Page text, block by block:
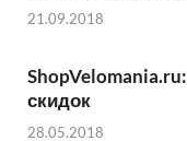
21.09.2018
скидок
28.05.2018